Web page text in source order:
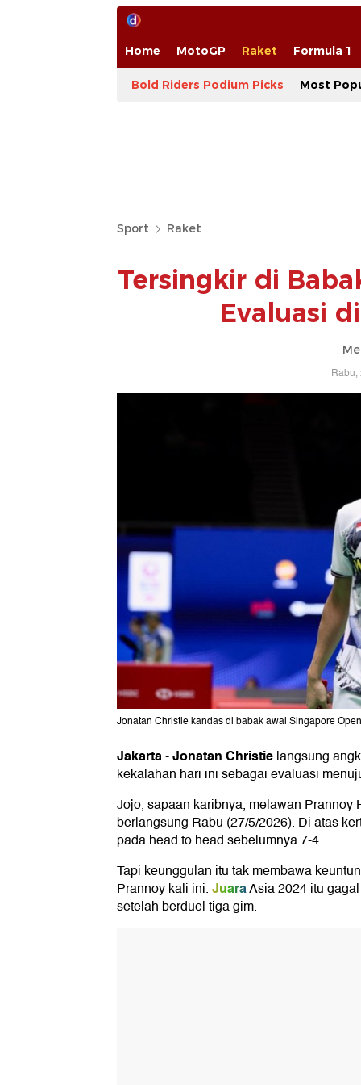
Home MotoGP Raket Formula 1
Bold Riders Podium Picks Most
Sport Raket
Tersingkir di
Evaluasi
Rabu,
Jonatan Christie kandas di babak awal Singapore
Jakarta-Jonatan Christielangsung
kekalahan hari ini sebagai evaluasi
Jojo, sapaan karibnya, melawan
berlangsung Rabu (27/5/2026). Di atas
pada head to head sebelumnya 7-4.
Tapi keunggulan itu tak membawa
Prannoy kali ini.JuaraAsia 2024 itu
setelah berduel tiga gim.